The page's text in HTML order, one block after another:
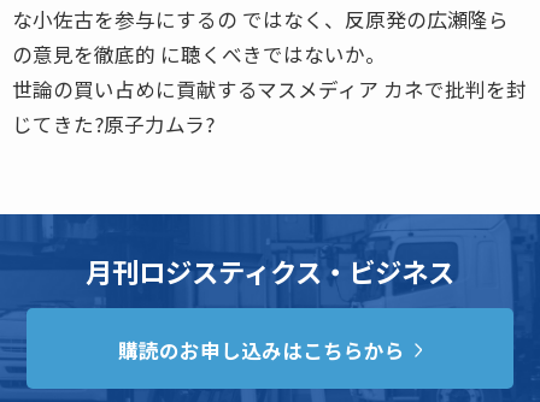
な小佐古を参与にするの ではなく、反原発の広瀬隆ら
の意見を徹底的 に聴くべきではないか。
世論の買い占めに貢献するマスメディア カネで批判を封
じてきた?原子力ムラ?
月刊ロジスティクス・ビジネス
購読のお申し込みはこちらから